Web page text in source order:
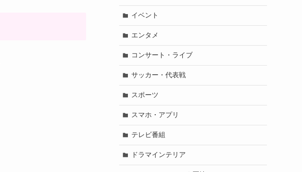
イベント
エンタメ
コンサート・ライブ
サッカー・代表戦
スポーツ
スマホ・アプリ
テレビ番組
ドラマインテリア